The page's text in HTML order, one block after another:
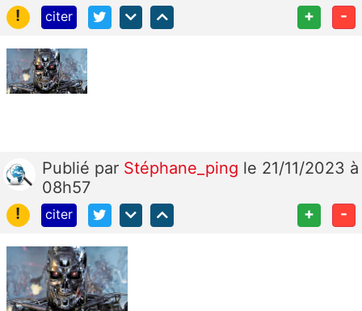
!
citer + -
Publié par Stéphane_ping le 21/11/2023 à
08h57
!
citer + -